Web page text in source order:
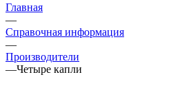
Главная
—
Справочная информация
—
Производители
—Четыре капли